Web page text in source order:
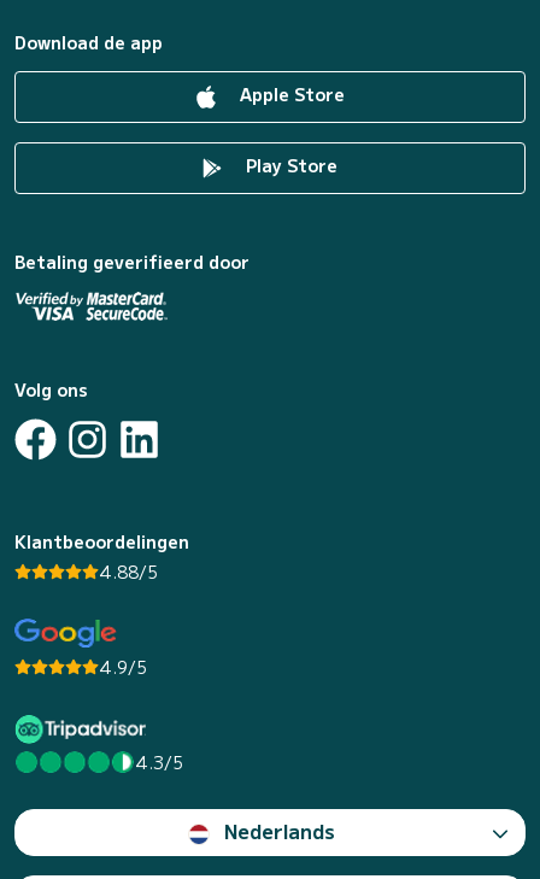
Download de app
Apple Store
Play Store
Betaling geverifieerd door
Volg ons
Klantbeoordelingen
4.88/5
4.9/5
4.3/5
Nederlands